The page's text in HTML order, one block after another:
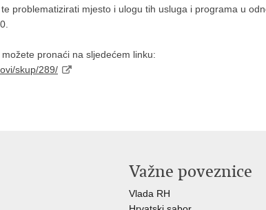
problematizirati mjesto i ulogu tih usluga i programa u
možete pronaći na sljedećem linku:
skup/289/
Važne poveznice
Vlada RH